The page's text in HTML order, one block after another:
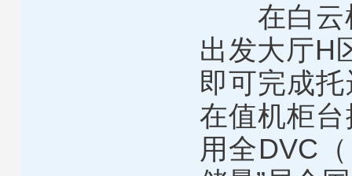
在白云机
出发大厅H
即可完成
在值机柜
用全DVC